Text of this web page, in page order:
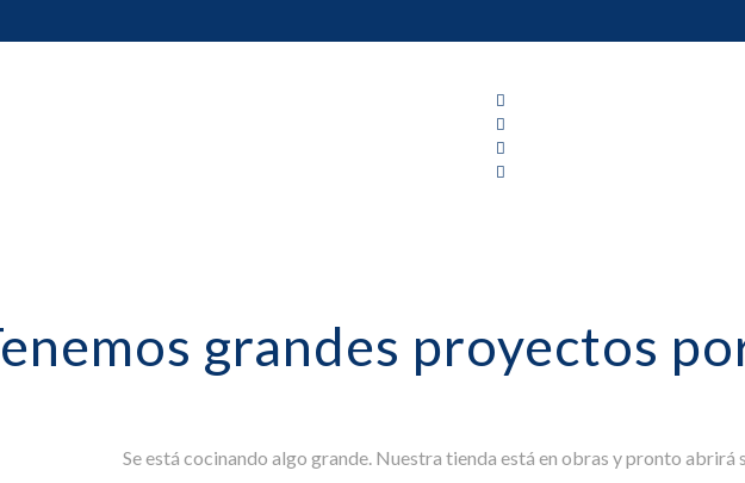
grandes proyectos
Se está cocinando algo grande. Nuestra tienda está en obras y pronto abrirá